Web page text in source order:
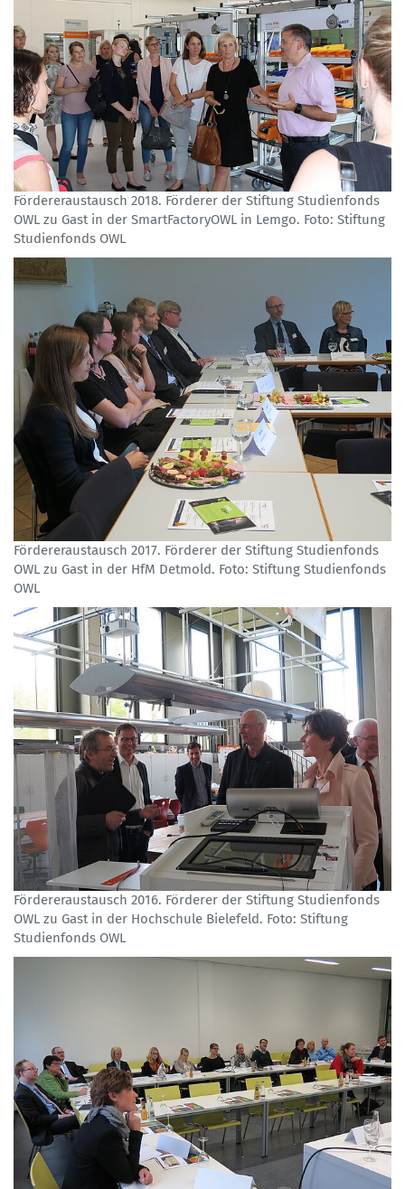
Fördereraustausch 2018. Förderer der Stiftung Studienfonds
OWL zu Gast in der SmartFactoryOWL in Lemgo. Foto: Stiftung
Studienfonds OWL
Fördereraustausch 2017. Förderer der Stiftung Studienfonds
OWL zu Gast in der HfM Detmold. Foto: Stiftung Studienfonds
OWL
Fördereraustausch 2016. Förderer der Stiftung Studienfonds
OWL zu Gast in der Hochschule Bielefeld. Foto: Stiftung
Studienfonds OWL